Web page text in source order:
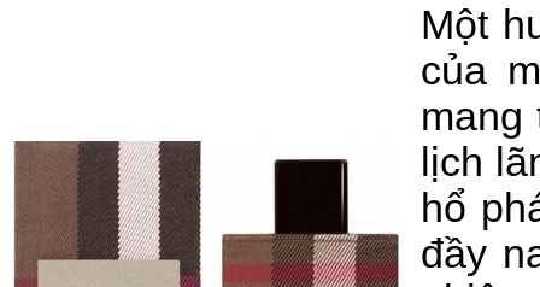
Một
của
mang
lịch
hổ
đầy